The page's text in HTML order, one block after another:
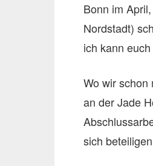
Bonn im
Nordstadt)
ich kann
Wo wir schon
an der Jade
sich